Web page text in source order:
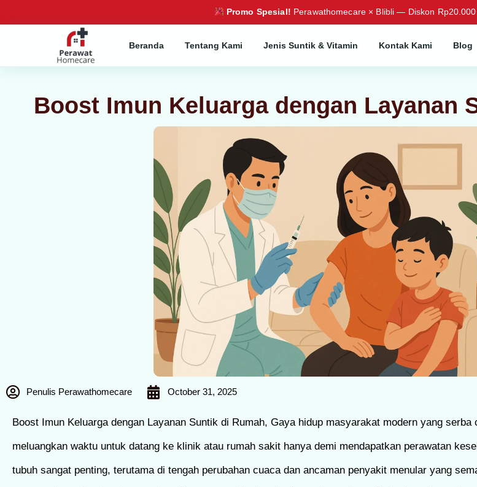
Promo Spesial! Perawathomecare × Blibli — Diskon
Beranda Tentang Kami Jenis Suntik & Vitamin Kontak Kami Blog
Boost Imun Keluarga dengan Layanan
Penulis Perawathomecare October 31, 2025
Boost Imun Keluarga dengan Layanan Suntik di Rumah, Gaya hidup masyarakat modern yang
meluangkan waktu untuk datang ke klinik atau rumah sakit hanya demi mendapatkan perawatan
tubuh sangat penting, terutama di tengah perubahan cuaca dan ancaman penyakit menular yang